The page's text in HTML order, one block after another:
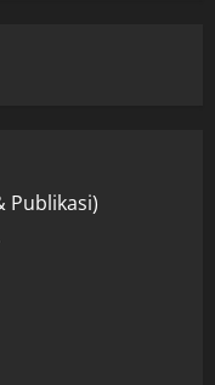
Publikasi)